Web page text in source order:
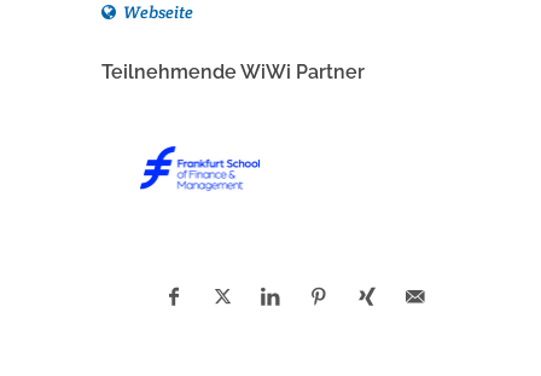
Webseite
Teilnehmende WiWi Partner